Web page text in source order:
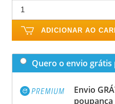
ADICIONAR AO
Quero o envio grátis
Envio